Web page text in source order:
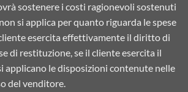
sostenere i costi ragionevoli sostenuti
si applica per quanto riguarda le spese
esercita effettivamente il diritto di
di restituzione, se il cliente esercita il
applicano le disposizioni contenute nelle
del venditore.